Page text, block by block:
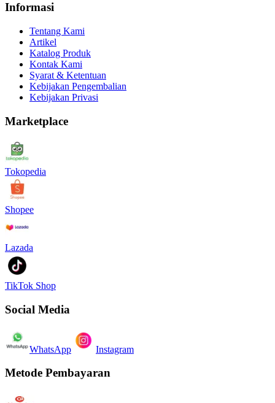
Informasi
Tentang Kami
Artikel
Katalog Produk
Kontak Kami
Syarat & Ketentuan
Kebijakan Pengembalian
Kebijakan Privasi
Marketplace
Tokopedia
Shopee
Lazada
TikTok Shop
Social Media
WhatsApp Instagram
Metode Pembayaran